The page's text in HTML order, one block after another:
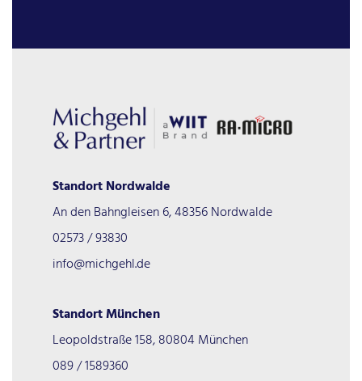
Standort Nordwalde
An den Bahngleisen 6, 48356 Nordwalde
02573 / 93830
info@michgehl.de
Standort München
Leopoldstraße 158, 80804 München
089 / 1589360